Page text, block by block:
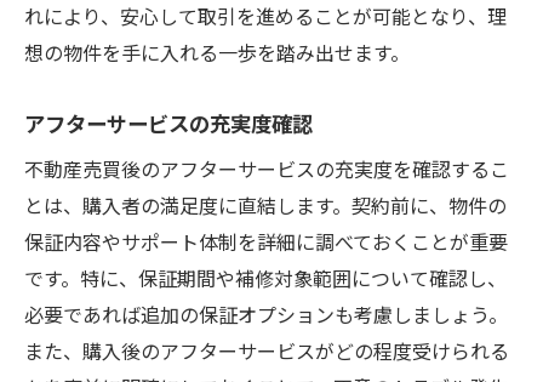
れにより、安心して取引を進めることが可能となり、理
想の物件を手に入れる一歩を踏み出せます。
アフターサービスの充実度確認
不動産売買後のアフターサービスの充実度を確認するこ
とは、購入者の満足度に直結します。契約前に、物件の
保証内容やサポート体制を詳細に調べておくことが重要
です。特に、保証期間や補修対象範囲について確認し、
必要であれば追加の保証オプションも考慮しましょう。
また、購入後のアフターサービスがどの程度受けられる